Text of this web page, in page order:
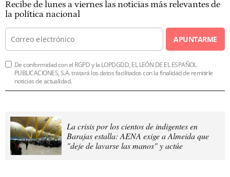
Recibe de lunes a viernes las noticias más relevantes de
la política nacional
APUNTARME
De conformidad con el RGPD y la LOPDGDD, EL LEÓN DE EL ESPAÑOL
PUBLICACIONES, S.A. tratará los datos facilitados con la finalidad de remitirle
noticias de actualidad.
La crisis por los cientos de indigentes en
Barajas estalla: AENA exige a Almeida que
"deje de lavarse las manos" y actúe